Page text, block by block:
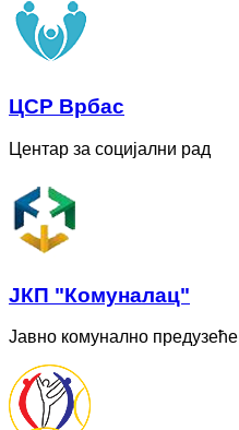
ЦСР Врбас
Центар за социјални рад
ЈКП "Комуналац"
Јавно комунално предузеће